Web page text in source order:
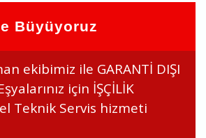
Büyüyoruz
ekibimiz ile GARANTİ DIŞI
için İŞÇİLİK
Teknik Servis hizmeti